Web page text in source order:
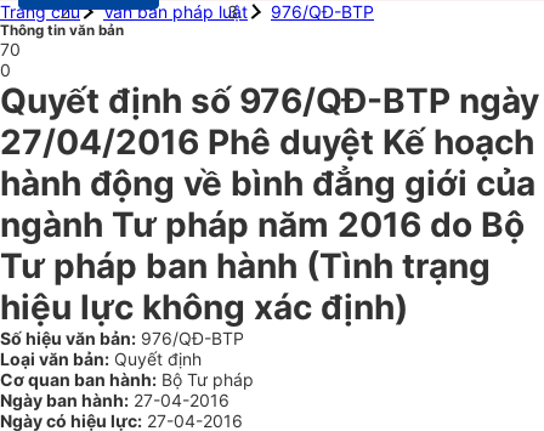
Trang chủ
Văn bản pháp luật 976/QĐ-BTP
Thông tin văn bản
70
0
Quyết định số 976/QĐ-BTP ngày
27/04/2016 Phê duyệt Kế hoạch
hành động về bình đẳng giới của
ngành Tư pháp năm 2016 do Bộ
Tư pháp ban hành (Tình trạng
hiệu lực không xác định)
Số hiệu văn bản: 976/QĐ-BTP
Loại văn bản: Quyết định
Cơ quan ban hành: Bộ Tư pháp
Ngày ban hành: 27-04-2016
Ngày có hiệu lực: 27-04-2016